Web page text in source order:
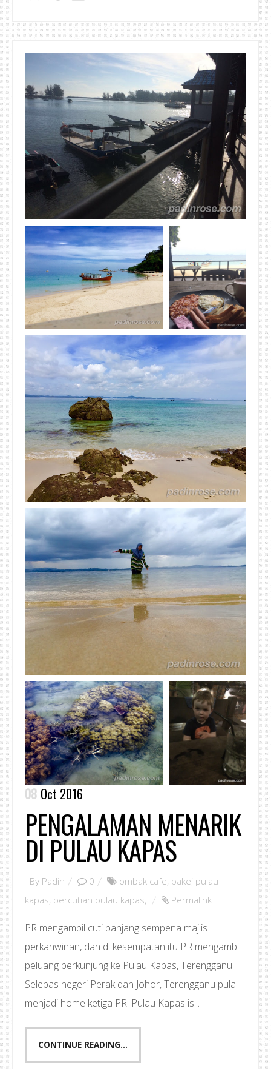
08 Oct 2016
PENGALAMAN MENARIK
DI PULAU KAPAS
By Padin 0 ombak cafe, pakej pulau
kapas, percutian pulau kapas, Permalink
PR mengambil cuti panjang sempena majlis
perkahwinan, dan di kesempatan itu PR mengambil
peluang berkunjung ke Pulau Kapas, Terengganu.
Selepas negeri Perak dan Johor, Terengganu pula
menjadi home ketiga PR. Pulau Kapas is...
CONTINUE READING...